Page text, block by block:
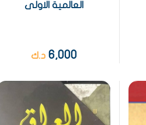
العالمية الاولى
6,000 د.ك